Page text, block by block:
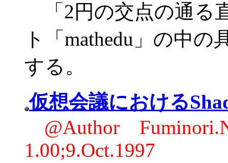
「2円の交点の通る
ト「mathedu」の中
する。
仮想会議における
@Author
1.00;9.Oct.1997